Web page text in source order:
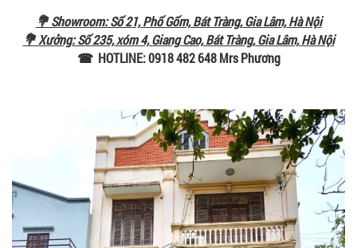
💐 Showroom: Số 21, Phố Gốm, Bát Tràng, Gia Lâm, Hà Nội
💐 Xưởng: Số 235, xóm 4, Giang Cao, Bát Tràng, Gia Lâm, Hà Nội
☎ HOTLINE: 0918 482 648 Mrs Phương